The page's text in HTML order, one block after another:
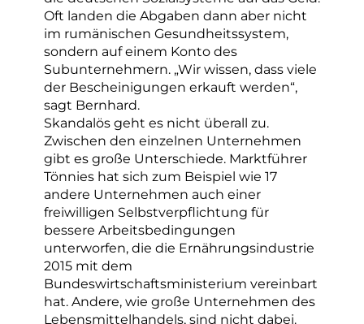
Oft landen die Abgaben dann aber nicht
im rumänischen Gesundheitssystem,
sondern auf einem Konto des
Subunternehmern. „Wir wissen, dass viele
der Bescheinigungen erkauft werden“,
sagt Bernhard.
Skandalös geht es nicht überall zu.
Zwischen den einzelnen Unternehmen
gibt es große Unterschiede. Marktführer
Tönnies hat sich zum Beispiel wie 17
andere Unternehmen auch einer
freiwilligen Selbstverpflichtung für
bessere Arbeitsbedingungen
unterworfen, die die Ernährungsindustrie
2015 mit dem
Bundeswirtschaftsministerium vereinbart
hat. Andere, wie große Unternehmen des
Lebensmittelhandels, sind nicht dabei.